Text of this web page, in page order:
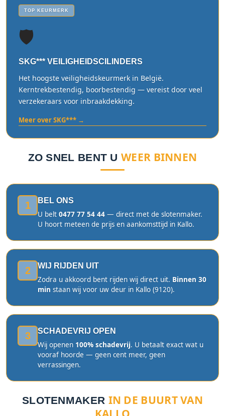
TOP KEURMERK
🛡️
SKG*** VEILIGHEIDSCILINDERS
Het hoogste veiligheidskeurmerk in België.
Kerntrekbestendig, boorbestendig — vereist door veel
verzekeraars voor inbraakdekking.
Meer over SKG*** →
ZO SNEL BENT UWEER BINNEN
1 BEL ONS
U belt 0477 77 54 44 — direct met de slotenmaker.
U hoort meteen de prijs en aankomsttijd in Kallo.
2 WIJ RIJDEN UIT
Zodra u akkoord bent rijden wij direct uit. Binnen 30
min staan wij voor uw deur in Kallo (9120).
3 SCHADEVRIJ OPEN
Wij openen 100% schadevrij. U betaalt exact wat u
vooraf hoorde — geen cent meer, geen
verrassingen.
SLOTENMAKER IN DE BUURT VAN